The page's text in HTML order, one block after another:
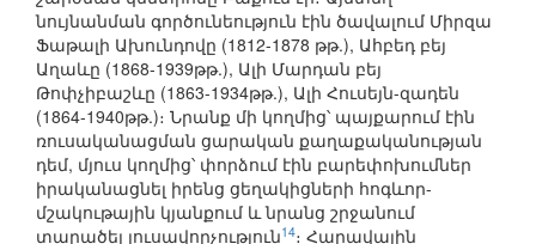
նույնանման գործունեություն էին ծավալում Միրզա
Ֆաթալի Ախունդովը (1812-1878 թթ.), Ահբեդ բեյ
Աղաևը (1868-1939թթ.), Ալի Մարդան բեյ
Թոփչիբաշևը (1863-1934թթ.), Ալի Հուսեյն-զադեն
(1864-1940թթ.)։ Նրանք մի կողմից՝ պայքարում էին
ռուսականացման ցարական քաղաքականության
դեմ, մյուս կողմից՝ փորձում էին բարեփոխումներ
իրականացնել իրենց ցեղակիցների հոգևոր-
մշակութային կյանքում և նրանց շրջանում
տարածել լուսավորչություն14։ Հարավային